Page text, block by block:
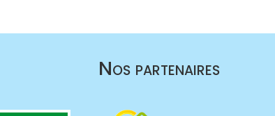
Nos partenaires